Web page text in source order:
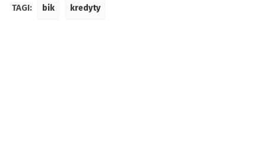
TAGI: bik kredyty